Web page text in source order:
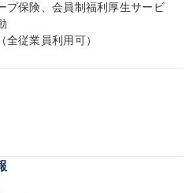
プ保険、会員制福利厚生サービ
従業員利用可）